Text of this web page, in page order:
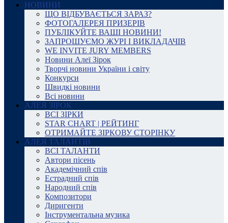
НОВИНИ
ЩО ВІДБУВАЄТЬСЯ ЗАРАЗ?
ФОТОГАЛЕРЕЯ ПРИЗЕРІВ
ПУБЛІКУЙТЕ ВАШІ НОВИНИ!
ЗАПРОШУЄМО ЖУРІ І ВИКЛАДАЧІВ
WE INVITE JURY MEMBERS
Новини Алеї Зірок
Творчі новини України і світу
Конкурси
Швидкі новини
Всі новини
АЛЕЯ ЗІРОК
ВСІ ЗІРКИ
STAR CHART | РЕЙТИНГ
ОТРИМАЙТЕ ЗІРКОВУ СТОРІНКУ
АЛЕЯ ТАЛАНТІВ
ВСІ ТАЛАНТИ
Автори пісень
Академічний спів
Естрадний спів
Народний спів
Композитори
Диригенти
Інструментальна музика